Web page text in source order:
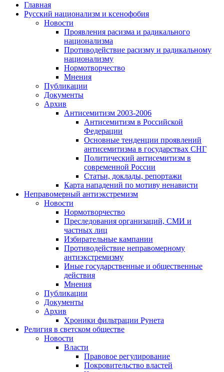
Главная
Русский национализм и ксенофобия
Новости
Проявления расизма и радикального
национализма
Противодействие расизму и радикальному
национализму
Нормотворчество
Мнения
Публикации
Документы
Архив
Антисемитизм 2003-2006
Антисемитизм в Российской
Федерации
Основные тенденции проявлений
антисемитизма в государствах СНГ
Политический антисемитизм в
современной России
Статьи, доклады, репортажи
Карта нападений по мотиву ненависти
Неправомерный антиэкстремизм
Новости
Нормотворчество
Преследования организаций, СМИ и
частных лиц
Избирательные кампании
Противодействие неправомерному
антиэкстремизму
Иные государственные и общественные
действия
Мнения
Публикации
Документы
Архив
Хроники фильтрации Рунета
Религия в светском обществе
Новости
Власти
Правовое регулирование
Покровительство властей